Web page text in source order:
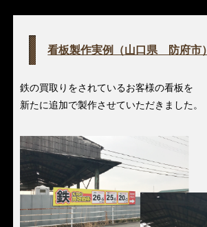
看板製作実例（山口県 防府市）
鉄の買取りをされているお客様の看板を
新たに追加で製作させていただきました。